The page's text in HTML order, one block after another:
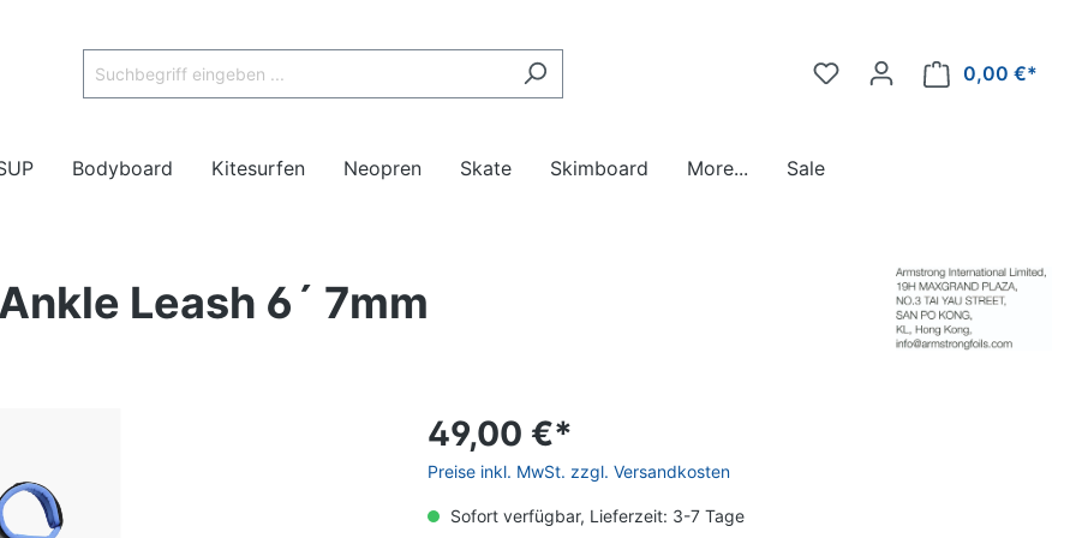
0,00 €*
Bodyboard Kitesurfen Neopren Skate Skimboard More... Sale
Masten/Gabeln
Foils
Zubehör
Inflatable Boards
Twintips
Anzüge
Surfskates
Gebrauchtes
Leash 6´ 7mm
49,00 €*
Preise inkl. MwSt. zzgl. Versandkosten
Sofort verfügbar, Lieferzeit: 3-7 Tage